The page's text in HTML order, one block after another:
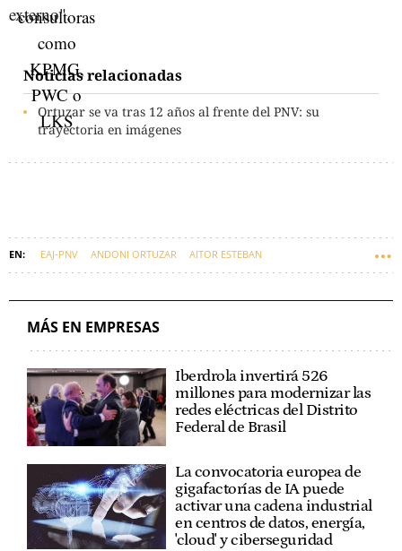
externo".
Noticias relacionadas
Ortuzar se va tras 12 años al frente del PNV: su
trayectoria en imágenes
EAJ-PNV ANDONI ORTUZAR AITOR ESTEBAN
MÁS EN EMPRESAS
Iberdrola invertirá 526
millones para modernizar las
redes eléctricas del Distrito
Federal de Brasil
La convocatoria europea de
gigafactorías de IA puede
activar una cadena industrial
en centros de datos, energía,
'cloud' y ciberseguridad